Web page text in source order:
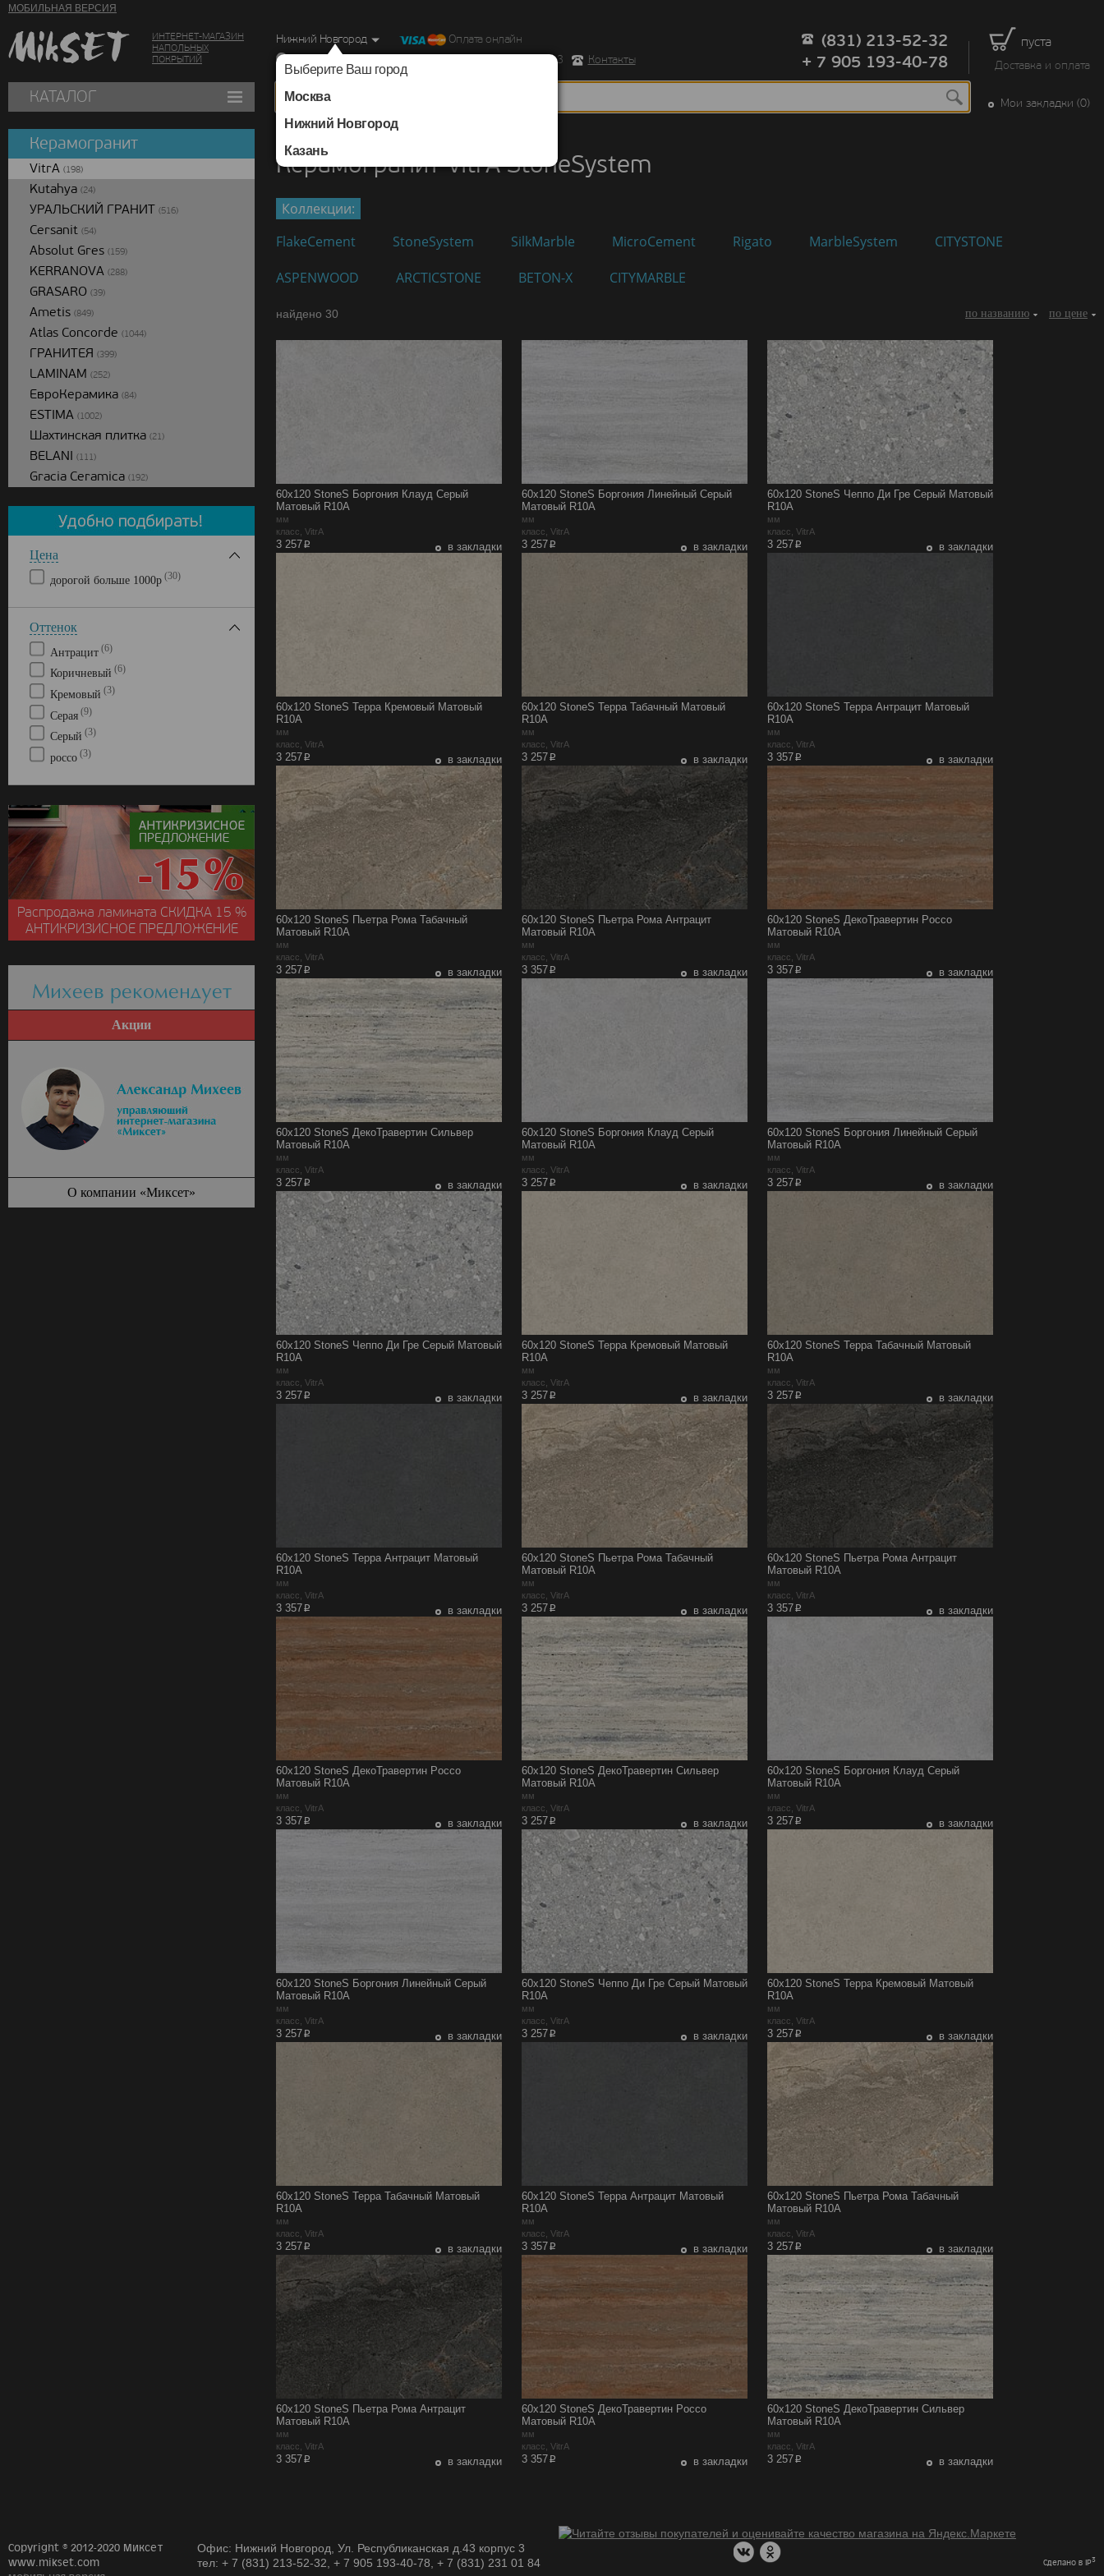
МОБИЛЬНАЯ ВЕРСИЯ
ИНТЕРНЕТ-МАГАЗИН
НАПОЛЬНЫХ
ПОКРЫТИЙ
пуста
Доставка и оплата
Нижний Новгород
Выберите Ваш город
Москва
Нижний Новгород
Казань
Оплата онлайн
г. Нижний Новгород, Ул. Республиканская д.43 корпус 3
Контакты
(831) 213-52-32
+ 7 905 193-40-78
КАТАЛОГ Мои закладки (0)
Керамогранит VitrA StoneSystem
Коллекции:
FlakeCement
StoneSystem SilkMarble MicroCement Rigato MarbleSystem
CITYSTONE
ASPENWOOD
ARCTICSTONE BETON-X CITYMARBLE
найдено 30 по названию по цене
60x120 StoneS Боргония Клауд Серый
Матовый R10A
мм
класс, VitrA
3 257p в закладки
60x120 StoneS Боргония Линейный Серый
Матовый R10A
мм
класс, VitrA
3 257p в закладки
60x120 StoneS Чеппо Ди Гре Серый Матовый
R10A
мм
класс, VitrA
3 257p в закладки
60x120 StoneS Терра Кремовый Матовый
R10A
мм
класс, VitrA
3 257p в закладки
60x120 StoneS Терра Табачный Матовый
R10A
мм
класс, VitrA
3 257p в закладки
60x120 StoneS Терра Антрацит Матовый
R10A
мм
класс, VitrA
3 357p в закладки
60x120 StoneS Пьетра Рома Табачный
Матовый R10A
мм
класс, VitrA
3 257p в закладки
60x120 StoneS Пьетра Рома Антрацит
Матовый R10A
мм
класс, VitrA
3 357p в закладки
60x120 StoneS ДекоТравертин Рoccо
Матовый R10A
мм
класс, VitrA
3 357p в закладки
60x120 StoneS ДекоТравертин Сильвер
Матовый R10A
мм
класс, VitrA
3 257p в закладки
60x120 StoneS Боргония Клауд Серый
Матовый R10A
мм
класс, VitrA
3 257p в закладки
60x120 StoneS Боргония Линейный Серый
Матовый R10A
мм
класс, VitrA
3 257p в закладки
60x120 StoneS Чеппо Ди Гре Серый Матовый
R10A
мм
класс, VitrA
3 257p в закладки
60x120 StoneS Терра Кремовый Матовый
R10A
мм
класс, VitrA
3 257p в закладки
60x120 StoneS Терра Табачный Матовый
R10A
мм
класс, VitrA
3 257p в закладки
60x120 StoneS Терра Антрацит Матовый
R10A
мм
класс, VitrA
3 357p в закладки
60x120 StoneS Пьетра Рома Табачный
Матовый R10A
мм
класс, VitrA
3 257p в закладки
60x120 StoneS Пьетра Рома Антрацит
Матовый R10A
мм
класс, VitrA
3 357p в закладки
60x120 StoneS ДекоТравертин Рoccо
Матовый R10A
мм
класс, VitrA
3 357p в закладки
60x120 StoneS ДекоТравертин Сильвер
Матовый R10A
мм
класс, VitrA
3 257p в закладки
60x120 StoneS Боргония Клауд Серый
Матовый R10A
мм
класс, VitrA
3 257p в закладки
60x120 StoneS Боргония Линейный Серый
Матовый R10A
мм
класс, VitrA
3 257p в закладки
60x120 StoneS Чеппо Ди Гре Серый Матовый
R10A
мм
класс, VitrA
3 257p в закладки
60x120 StoneS Терра Кремовый Матовый
R10A
мм
класс, VitrA
3 257p в закладки
60x120 StoneS Терра Табачный Матовый
R10A
мм
класс, VitrA
3 257p в закладки
60x120 StoneS Терра Антрацит Матовый
R10A
мм
класс, VitrA
3 357p в закладки
60x120 StoneS Пьетра Рома Табачный
Матовый R10A
мм
класс, VitrA
3 257p в закладки
60x120 StoneS Пьетра Рома Антрацит
Матовый R10A
мм
класс, VitrA
3 357p в закладки
60x120 StoneS ДекоТравертин Рoccо
Матовый R10A
мм
класс, VitrA
3 357p в закладки
60x120 StoneS ДекоТравертин Сильвер
Матовый R10A
мм
класс, VitrA
3 257p в закладки
Керамогранит
VitrA (198)
Kutahya (24)
УРАЛЬСКИЙ ГРАНИТ (516)
Cersanit (54)
Absolut Gres (159)
KERRANOVA (288)
GRASARO (39)
Ametis (849)
Atlas Concorde (1044)
ГРАНИТЕЯ (399)
LAMINAM (252)
ЕвроКерамика (84)
ESTIMA (1002)
Шахтинская плитка (21)
BELANI (111)
Gracia Ceramica (192)
Цена
дорогой больше 1000р (30)
Оттенок
Антрацит (6)
Коричневый (6)
Кремовый (3)
Серая (9)
Серый (3)
россо (3)
Распродажа ламината СКИДКА 15 %
АНТИКРИЗИСНОЕ ПРЕДЛОЖЕНИЕ
Михеев рекомендует
Акции
О компании «Миксет»
Copyright © 2012-2020 Миксет
www.mikset.com
Офис: Нижний Новгород, Ул. Республиканская д.43 корпус 3
тел: + 7 (831) 213-52-32, + 7 905 193-40-78, + 7 (831) 231 01 84
Сделано в IP3